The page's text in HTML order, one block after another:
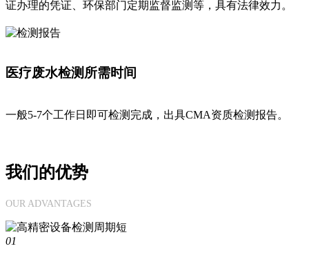
证办理的凭证、环保部门定期监督监测等，具有法律效力。
医疗废水检测所需时间
一般5-7个工作日即可检测完成，出具CMA资质检测报告。
我们的优势
OUR ADVANTAGES
01